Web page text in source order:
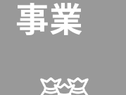
事業